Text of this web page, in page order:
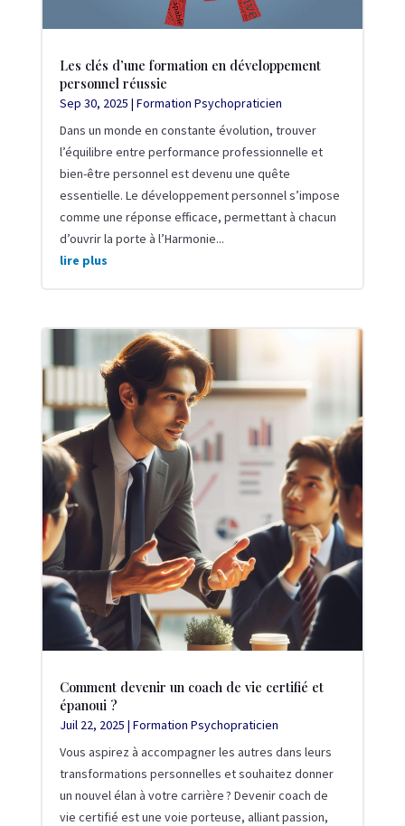
Les clés d’une formation en développement
personnel réussie
Sep 30, 2025 | Formation Psychopraticien
Dans un monde en constante évolution, trouver
l’équilibre entre performance professionnelle et
bien-être personnel est devenu une quête
essentielle. Le développement personnel s’impose
comme une réponse efficace, permettant à chacun
d’ouvrir la porte à l’Harmonie...
lire plus
Comment devenir un coach de vie certifié et
épanoui ?
Juil 22, 2025 | Formation Psychopraticien
Vous aspirez à accompagner les autres dans leurs
transformations personnelles et souhaitez donner
un nouvel élan à votre carrière ? Devenir coach de
vie certifié est une voie porteuse, alliant passion,